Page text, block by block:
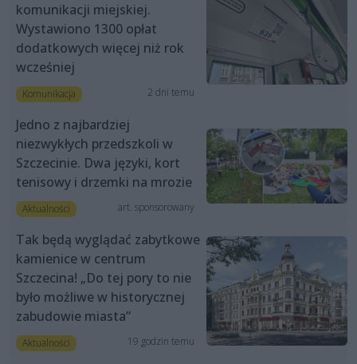
komunikacji miejskiej.
Wystawiono 1300 opłat
dodatkowych więcej niż rok
wcześniej
Komunikacja 2 dni temu
Jedno z najbardziej
niezwykłych przedszkoli w
Szczecinie. Dwa języki, kort
tenisowy i drzemki na mrozie
Aktualności art. sponsorowany
Tak będą wyglądać zabytkowe
kamienice w centrum
Szczecina! „Do tej pory to nie
było możliwe w historycznej
zabudowie miasta”
Aktualności 19 godzin temu